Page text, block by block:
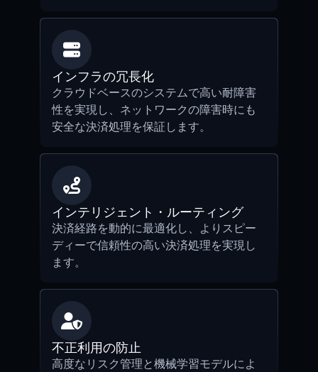
インフラの冗長化
クラウドベースのシステムで高い耐障害
性を実現し、ネットワークの障害時にも
安全な決済処理を保証します。
インテリジェント・ルーティング
決済経路を動的に最適化し、よりスピー
ディーで信頼性の高い決済処理を実現し
ます。
不正利用の防止
高度なリスク管理と機械学習モデルによ